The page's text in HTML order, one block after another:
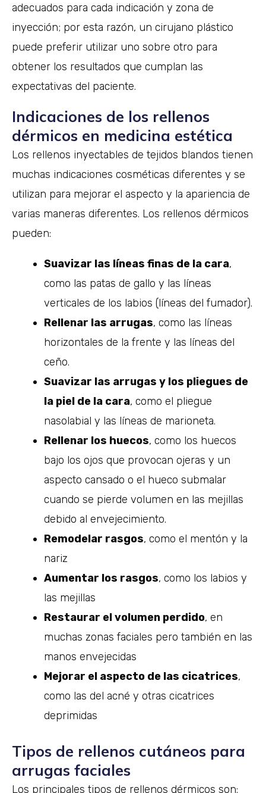
adecuados para cada indicación y zona de
inyección; por esta razón, un cirujano plástico
puede preferir utilizar uno sobre otro para
obtener los resultados que cumplan las
expectativas del paciente.
Indicaciones de los rellenos
dérmicos en medicina estética
Los rellenos inyectables de tejidos blandos tienen
muchas indicaciones cosméticas diferentes y se
utilizan para mejorar el aspecto y la apariencia de
varias maneras diferentes. Los rellenos dérmicos
pueden:
Suavizar las líneas finas de la cara,
como las patas de gallo y las líneas
verticales de los labios (líneas del fumador).
Rellenar las arrugas, como las líneas
horizontales de la frente y las líneas del
ceño.
Suavizar las arrugas y los pliegues de
la piel de la cara, como el pliegue
nasolabial y las líneas de marioneta.
Rellenar los huecos, como los huecos
bajo los ojos que provocan ojeras y un
aspecto cansado o el hueco submalar
cuando se pierde volumen en las mejillas
debido al envejecimiento.
Remodelar rasgos, como el mentón y la
nariz
Aumentar los rasgos, como los labios y
las mejillas
Restaurar el volumen perdido, en
muchas zonas faciales pero también en las
manos envejecidas
Mejorar el aspecto de las cicatrices,
como las del acné y otras cicatrices
deprimidas
Tipos de rellenos cutáneos para
arrugas faciales
Los principales tipos de rellenos dérmicos son: